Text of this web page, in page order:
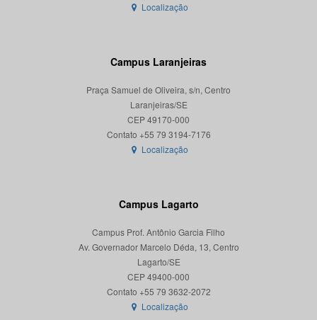
Localização
Campus Laranjeiras
Praça Samuel de Oliveira, s/n, Centro
Laranjeiras/SE
CEP 49170-000
Localização
Campus Lagarto
Campus Prof. Antônio Garcia Filho
Av. Governador Marcelo Déda, 13, Centro
Lagarto/SE
CEP 49400-000
Localização